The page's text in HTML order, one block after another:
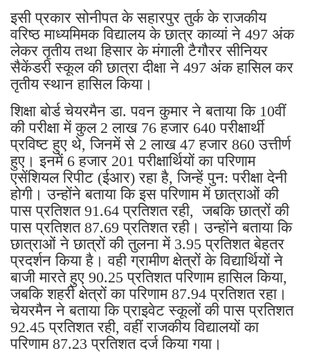
इसी प्रकार सोनीपत के सहारपुर तुर्क के राजकीय
वरिष्ठ माध्यमिमक विद्यालय के छात्र काव्यां ने 497 अंक
लेकर तृतीय तथा हिसार के मंगाली टैगौरर सीनियर
सैकेंडरी स्कूल की छात्रा दीक्षा ने 497 अंक हासिल कर
तृतीय स्थान हासिल किया।
शिक्षा बोर्ड चेयरमैन डा. पवन कुमार ने बताया कि 10वीं
की परीक्षा में कुल 2 लाख 76 हजार 640 परीक्षार्थी
प्रविष्ट हुए थे, जिनमें से 2 लाख 47 हजार 860 उत्तीर्ण
हुए। इनमें 6 हजार 201 परीक्षार्थियों का परिणाम
एसेंशियल रिपीट (ईआर) रहा है, जिन्हें पुन: परीक्षा देनी
होगी। उन्होंने बताया कि इस परिणाम में छात्राओं की
पास प्रतिशत 91.64 प्रतिशत रही, जबकि छात्रों की
पास प्रतिशत 87.69 प्रतिशत रही। उन्होंने बताया कि
छात्राओं ने छात्रों की तुलना में 3.95 प्रतिशत बेहतर
प्रदर्शन किया है। वही ग्रामीण क्षेत्रों के विद्यार्थियों ने
बाजी मारते हुए 90.25 प्रतिशत परिणाम हासिल किया,
जबकि शहरी क्षेत्रों का परिणाम 87.94 प्रतिशत रहा।
चेयरमैन ने बताया कि प्राइवेट स्कूलों की पास प्रतिशत
92.45 प्रतिशत रही, वहीं राजकीय विद्यालयों का
परिणाम 87.23 प्रतिशत दर्ज किया गया।